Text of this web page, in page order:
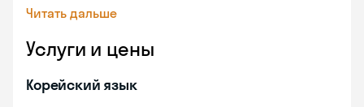
Читать дальше
Услуги и цены
Корейский язык